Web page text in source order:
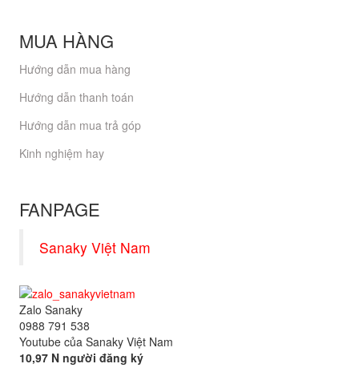
MUA HÀNG
Hướng dẫn mua hàng
Hướng dẫn thanh toán
Hướng dẫn mua trả góp
Kinh nghiệm hay
FANPAGE
Sanaky Việt Nam
Zalo Sanaky
0988 791 538
Youtube của Sanaky Việt Nam
10,97 N người đăng ký